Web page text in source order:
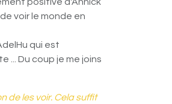
positive d'Annick
voir le monde en
qui est
... Du coup je me joins
de les voir. Cela suffit